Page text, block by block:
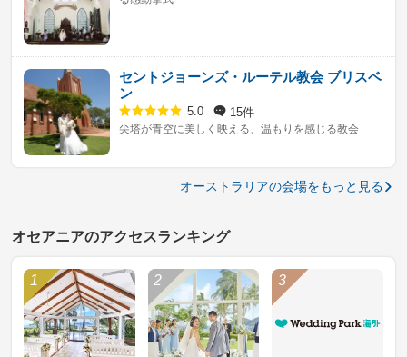
セントジョーンズ・ルーテル教会 ブリスベ
ン
5.0 15件
尖塔が青空に美しく映える、温もりを感じる教会
オーストラリアの会場をもっと見る
オセアニアのアクセスランキング